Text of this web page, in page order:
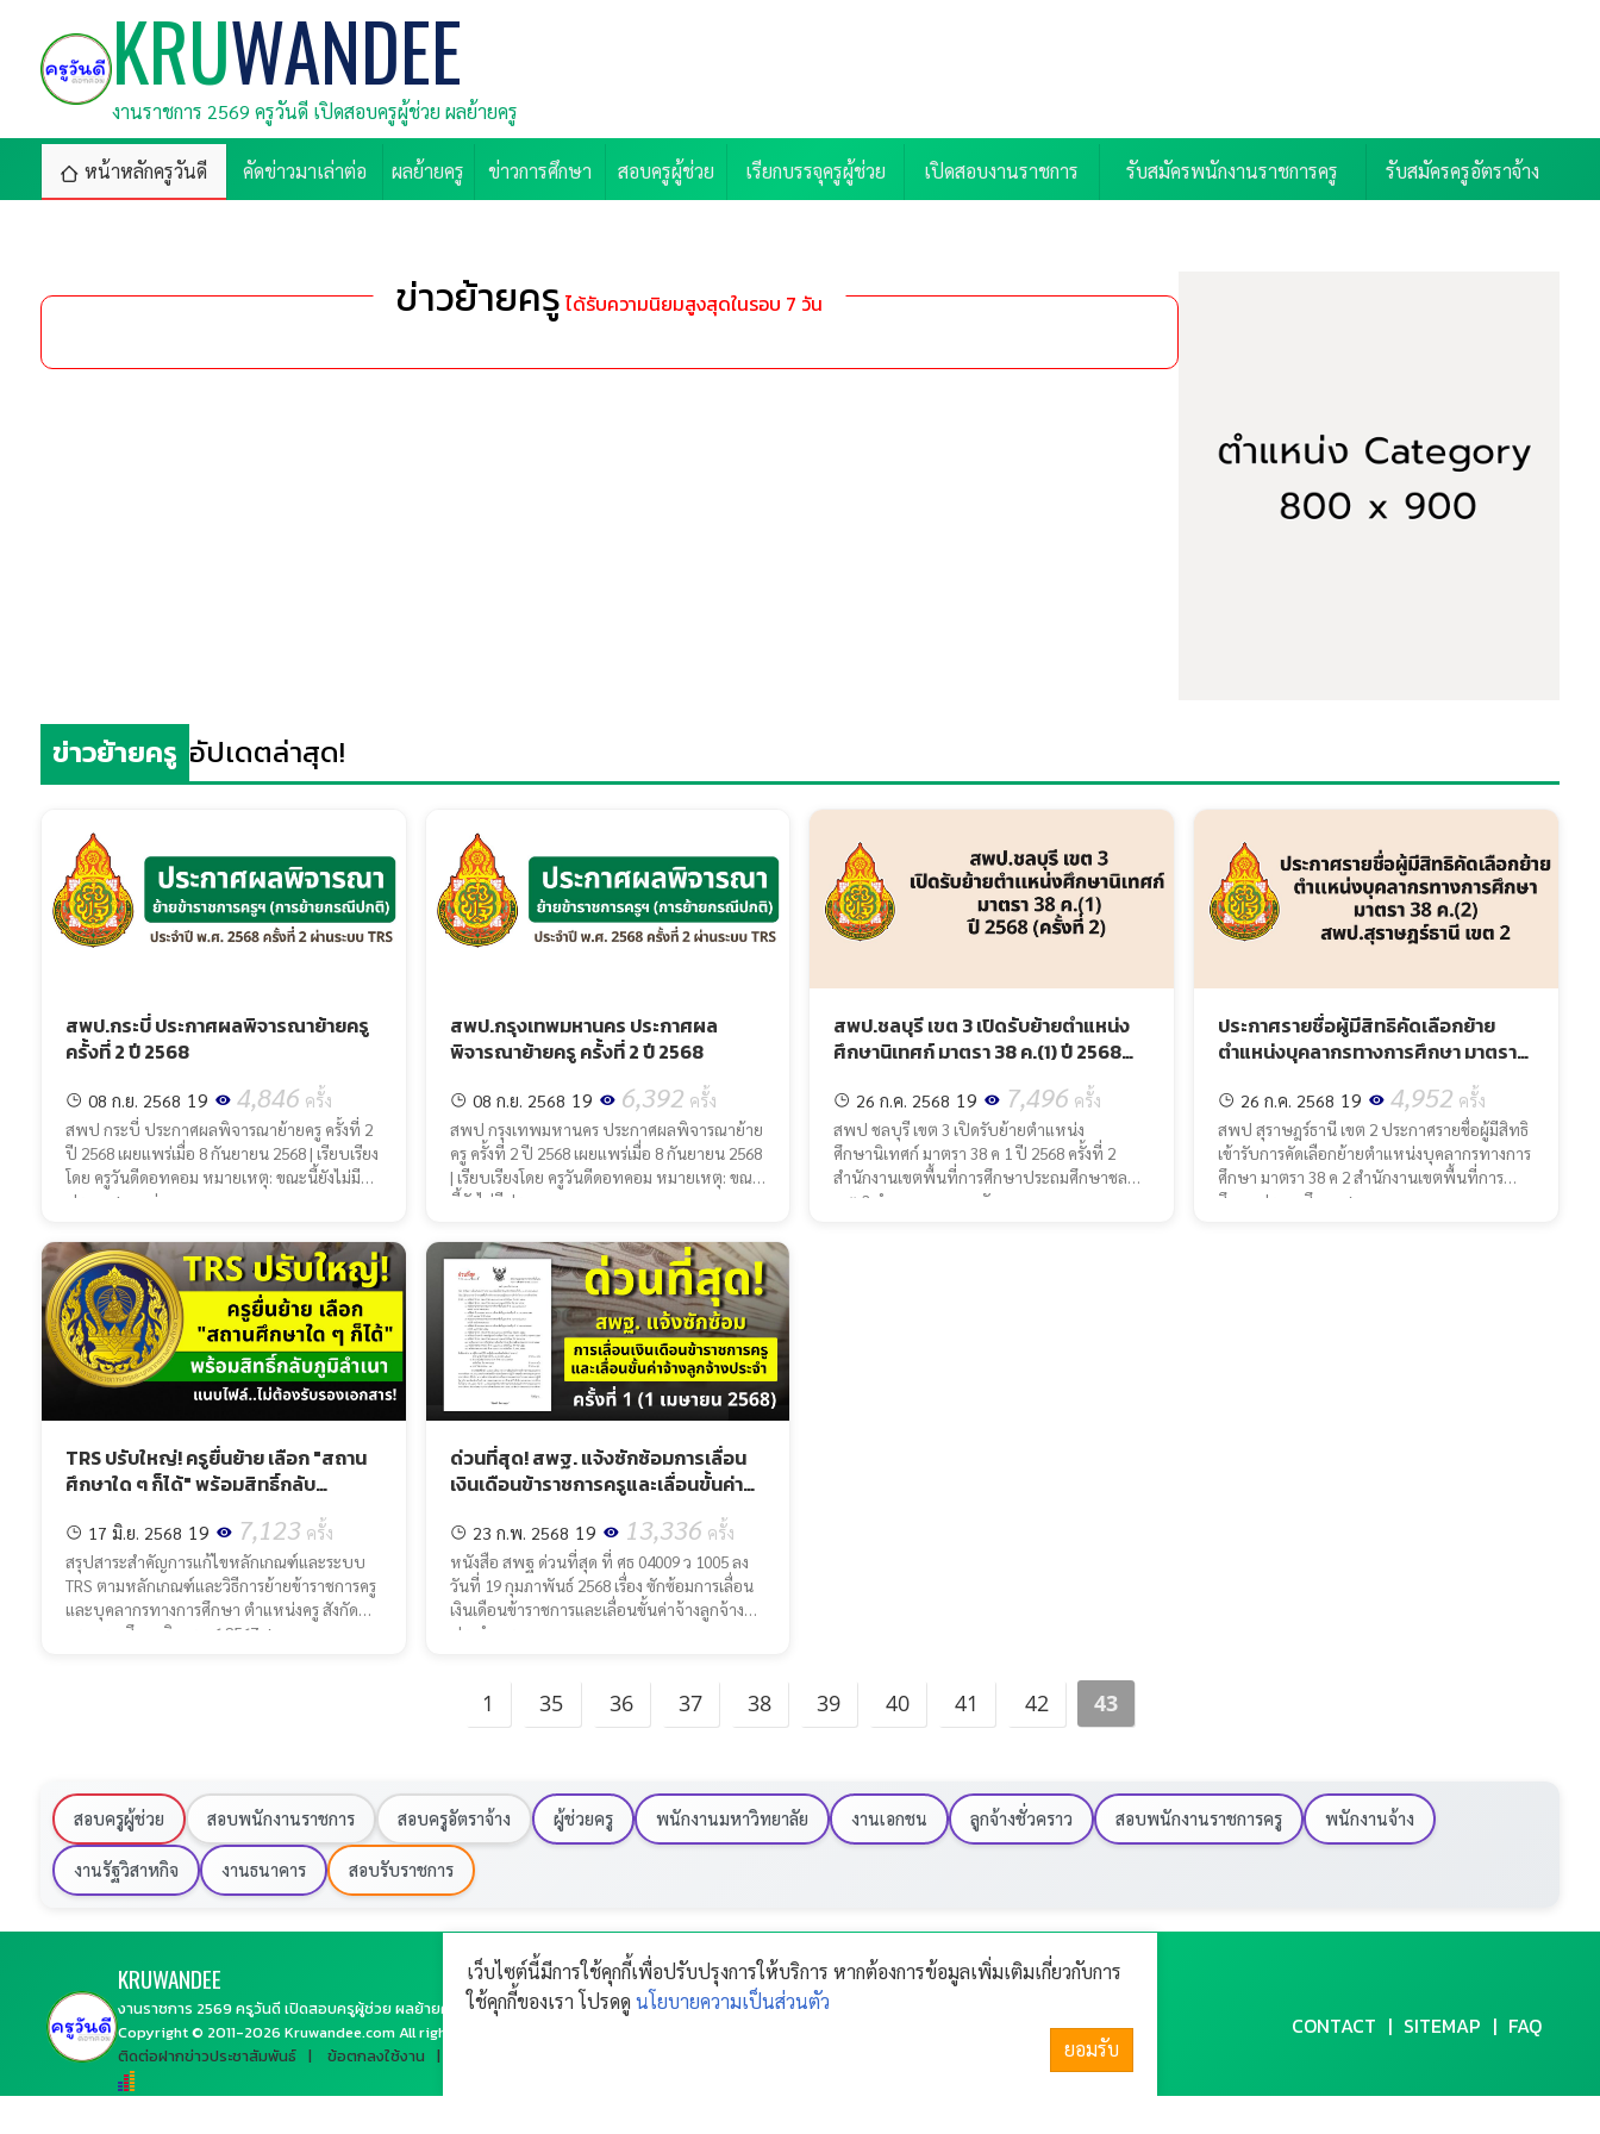
KRUWANDEE
งานราชการ 2569 ครูวันดี เปิดสอบครูผู้ช่วย ผลย้ายครู
หน้าหลักครูวันดี คัดข่าวมาเล่าต่อ ผลย้ายครู ข่าวการศึกษา สอบครูผู้ช่วย เรียกบรรจุครูผู้ช่วย เปิดสอบงานราชการ รับสมัครพนักงานราชการครู รับสมัครครูอัตราจ้าง
ข่าวย้ายครู ได้รับความนิยมสูงสุดในรอบ 7 วัน
ข่าวย้ายครู อัปเดตล่าสุด!
สพป.กระบี่ ประกาศผลพิจารณาย้ายครู
ครั้งที่ 2 ปี 2568
08 ก.ย. 2568 19 4,846 ครั้ง
สพป กระบี่ ประกาศผลพิจารณาย้ายครู ครั้งที่ 2
ปี 2568 เผยแพร่เมื่อ 8 กันยายน 2568 | เรียบเรียง
โดย ครูวันดีดอทคอม หมายเหตุ: ขณะนี้ยังไม่มี
ประกาศผลอย่
สพป.กรุงเทพมหานคร ประกาศผล
พิจารณาย้ายครู ครั้งที่ 2 ปี 2568
08 ก.ย. 2568 19 6,392 ครั้ง
สพป กรุงเทพมหานคร ประกาศผลพิจารณาย้าย
ครู ครั้งที่ 2 ปี 2568 เผยแพร่เมื่อ 8 กันยายน 2568
| เรียบเรียงโดย ครูวันดีดอทคอม หมายเหตุ: ขณะ
นี้ยังไม่มีประก
สพป.ชลบุรี เขต 3 เปิดรับย้ายตำแหน่ง
ศึกษานิเทศก์ มาตรา 38 ค.(1) ปี 2568
26 ก.ค. 2568 19 7,496 ครั้ง
สพป ชลบุรี เขต 3 เปิดรับย้ายตำแหน่ง
ศึกษานิเทศก์ มาตรา 38 ค 1 ปี 2568 ครั้งที่ 2
สำนักงานเขตพื้นที่การศึกษาประถมศึกษาชลบุรี
เขต 3 อำเภอบางละมุง จังห..
ประกาศรายชื่อผู้มีสิทธิคัดเลือกย้าย
ตำแหน่งบุคลากรทางการศึกษา มาตรา
38 ค.(2) สพป.สุราษฎร์ธานี เขต 2
26 ก.ค. 2568 19 4,952 ครั้ง
สพป สุราษฎร์ธานี เขต 2 ประกาศรายชื่อผู้มีสิทธิ
เข้ารับการคัดเลือกย้ายตำแหน่งบุคลากรทางการ
ศึกษา มาตรา 38 ค 2 สำนักงานเขตพื้นที่การ
ศึกษาประถมศึกษาสุรา
TRS ปรับใหญ่! ครูยื่นย้าย เลือก "สถาน
ศึกษาใด ๆ ก็ได้" พร้อมสิทธิ์กลับ
17 มิ.ย. 2568 19 7,123 ครั้ง
สรุปสาระสำคัญการแก้ไขหลักเกณฑ์และระบบ
TRS ตามหลักเกณฑ์และวิธีการย้ายข้าราชการครู
และบุคลากรทางการศึกษา ตำแหน่งครู สังกัด
กระทรวงศึกษาธิการ ว 6 2567 ส
ด่วนที่สุด! สพฐ. แจ้งซักซ้อมการเลื่อน
เงินเดือนข้าราชการครูและเลื่อนขั้นค่า
จ้างลูกจ้างประจำ ครั้งที่ 1 (1 เมษายน
2568)
23 ก.พ. 2568 19 13,336 ครั้ง
หนังสือ สพฐ ด่วนที่สุด ที่ ศธ 04009 ว 1005 ลง
วันที่ 19 กุมภาพันธ์ 2568 เรื่อง ซักซ้อมการเลื่อน
เงินเดือนข้าราชการและเลื่อนขั้นค่าจ้างลูกจ้าง
ประจำ คร
1 35 36 37 38 39 40 41 42 43
สอบครูผู้ช่วย สอบพนักงานราชการ สอบครูอัตราจ้าง ผู้ช่วยครู พนักงานมหาวิทยาลัย งานเอกชน ลูกจ้างชั่วคราว สอบพนักงานราชการครู พนักงานจ้าง
งานรัฐวิสาหกิจ งานธนาคาร สอบรับราชการ
KRUWANDEE
งานราชการ 2569 ครูวันดี เปิดสอบครูผู้ช่วย ผลย้ายครู
Copyright © 2011-2026 Kruwandee.comAll rights reserved.
ติดต่อฝากข่าวประชาสัมพันธ์
ข้อตกลงใช้งาน
CONTACT SITEMAP FAQ
เว็บไซต์นี้มีการใช้คุกกี้เพื่อปรับปรุงการให้บริการ หากต้องการข้อมูลเพิ่มเติมเกี่ยวกับการ
ใช้คุกกี้ของเรา โปรดดู นโยบายความเป็นส่วนตัว
ยอมรับ